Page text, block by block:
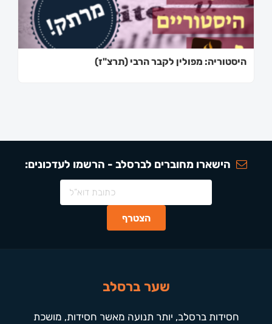
היסטוריה: מפולין לקבר הרבי (תרצ"ז)
הישארו מחוברים לברסלב - הרשמו לעדכונים:
שער ברסלב
חסידות ברסלב, יותר תנועה מאשר חסידות, מושכת